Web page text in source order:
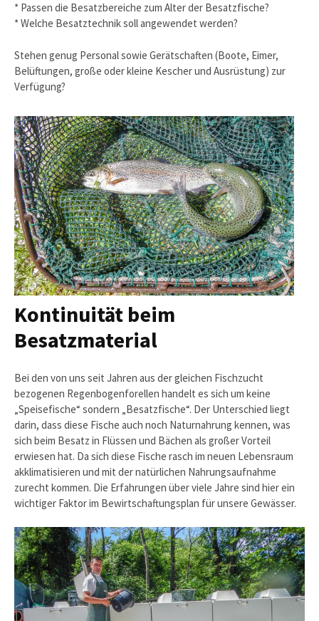
* Passen die Besatzbereiche zum Alter der Besatzfische?
* Welche Besatztechnik soll angewendet werden?
Stehen genug Personal sowie Gerätschaften (Boote, Eimer,
Belüftungen, große oder kleine Kescher und Ausrüstung) zur
Verfügung?
Kontinuität beim
Besatzmaterial
Bei den von uns seit Jahren aus der gleichen Fischzucht
bezogenen Regenbogenforellen handelt es sich um keine
„Speisefische“ sondern „Besatzfische“. Der Unterschied liegt
darin, dass diese Fische auch noch Naturnahrung kennen, was
sich beim Besatz in Flüssen und Bächen als großer Vorteil
erwiesen hat. Da sich diese Fische rasch im neuen Lebensraum
akklimatisieren und mit der natürlichen Nahrungsaufnahme
zurecht kommen. Die Erfahrungen über viele Jahre sind hier ein
wichtiger Faktor im Bewirtschaftungsplan für unsere Gewässer.